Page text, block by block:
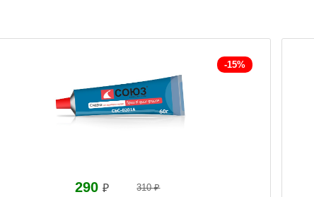
-15%
290 ₽ 310 ₽